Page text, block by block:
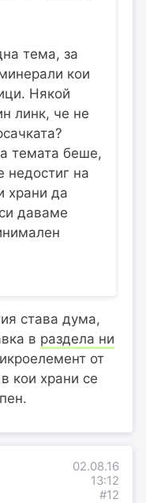
тема, за
кои
Някой
линк, че не
темата беше,
недостиг на
храни да
даваме
става дума,
в раздела ни
от
кои храни се
02.08.16
13:12
#12